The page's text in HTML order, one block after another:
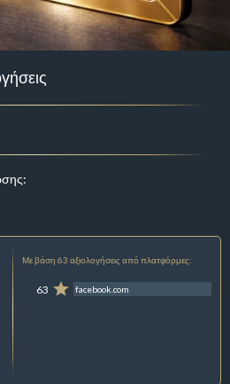
Με βάση 63 αξιολογήσεις από πλατφόρμες:
63 facebook.com